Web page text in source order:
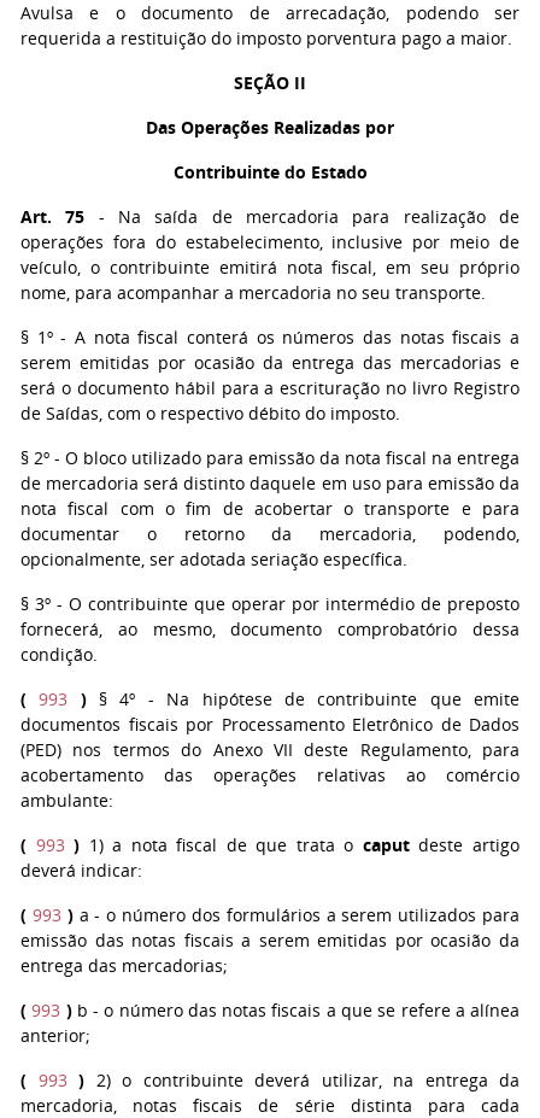
Avulsa e o documento de arrecadação, podendo ser
requerida a restituição do imposto porventura pago a maior.
SEÇÃO II
Das Operações Realizadas por
Contribuinte do Estado
Art. 75 - Na saída de mercadoria para realização de
operações fora do estabelecimento, inclusive por meio de
veículo, o contribuinte emitirá nota fiscal, em seu próprio
nome, para acompanhar a mercadoria no seu transporte.
§ 1º- A nota fiscal conterá os números das notas fiscais a
serem emitidas por ocasião da entrega das mercadorias e
será o documento hábil para a escrituração no livro Registro
de Saídas, com o respectivo débito do imposto.
§ 2º - O bloco utilizado para emissão da nota fiscal na entrega
de mercadoria será distinto daquele em uso para emissão da
nota fiscal com o fim de acobertar o transporte e para
documentar o retorno da mercadoria, podendo,
opcionalmente, ser adotada seriação específica.
§ 3º - O contribuinte que operar por intermédio de preposto
fornecerá, ao mesmo, documento comprobatório dessa
condição.
( 993 ) § 4º - Na hipótese de contribuinte que emite
documentos fiscais por Processamento Eletrônico de Dados
(PED) nos termos do Anexo VII deste Regulamento, para
acobertamento das operações relativas ao comércio
ambulante:
( 993 ) 1) a nota fiscal de que trata o caputdeste artigo
deverá indicar:
( 993 ) a - o número dos formulários a serem utilizados para
emissão das notas fiscais a serem emitidas por ocasião da
entrega das mercadorias;
( 993 ) b - o número das notas fiscais a que se refere a alínea
anterior;
( 993 ) 2) o contribuinte deverá utilizar, na entrega da
mercadoria, notas fiscais de série distinta para cada